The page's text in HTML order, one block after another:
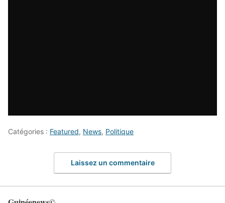
Catégories : Featured, News, Politique
Laissez un commentaire